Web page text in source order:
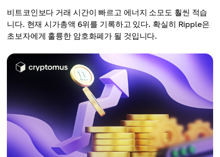
비트코인보다 거래 시간이 빠르고 에너지 소모도 훨씬 적습
니다. 현재 시가총액 6위를 기록하고 있다. 확실히 Ripple은
초보자에게 훌륭한 암호화폐가 될 것입니다.